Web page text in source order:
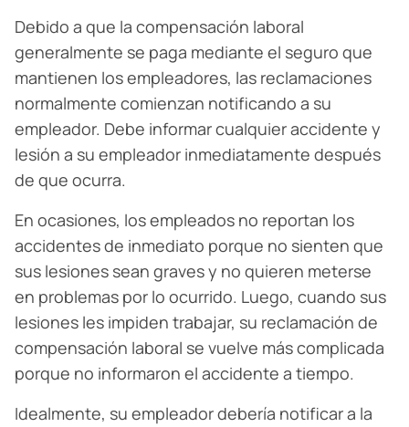
Debido a que la compensación laboral
generalmente se paga mediante el seguro que
mantienen los empleadores, las reclamaciones
normalmente comienzan notificando a su
empleador. Debe informar cualquier accidente y
lesión a su empleador inmediatamente después
de que ocurra.
En ocasiones, los empleados no reportan los
accidentes de inmediato porque no sienten que
sus lesiones sean graves y no quieren meterse
en problemas por lo ocurrido. Luego, cuando sus
lesiones les impiden trabajar, su reclamación de
compensación laboral se vuelve más complicada
porque no informaron el accidente a tiempo.
Idealmente, su empleador debería notificar a la